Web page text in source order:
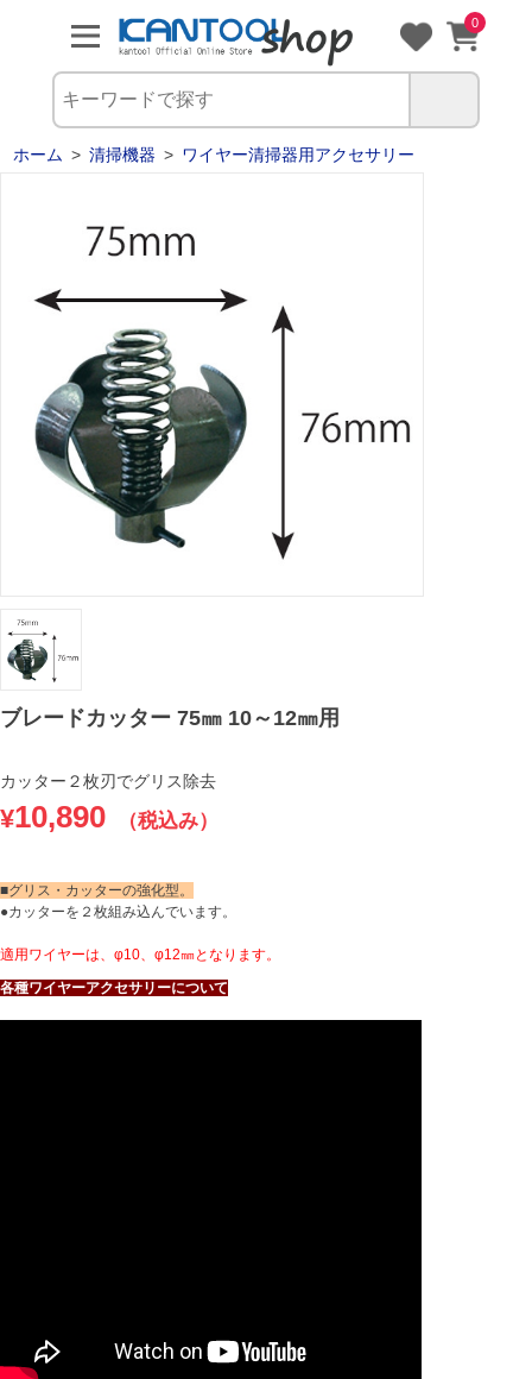
0
ホーム > 清掃機器 > ワイヤー清掃器用アクセサリー
ブレードカッター 75㎜ 10～12㎜用
カッター２枚刃でグリス除去
¥10,890 （税込み）
■グリス・カッターの強化型。
●カッターを２枚組み込んでいます。
適用ワイヤーは、φ10、φ12㎜となります。
各種ワイヤーアクセサリーについて